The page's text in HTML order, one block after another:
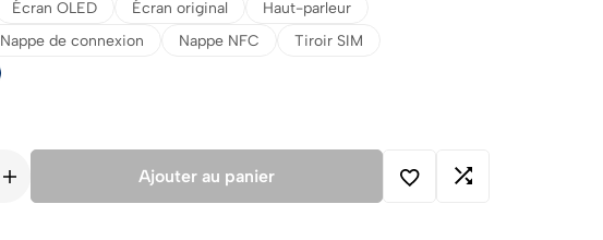
Écran OLED Écran original
Haut-parleur
Nappe de connexion Nappe NFC
Tiroir SIM
Ajouter au panier